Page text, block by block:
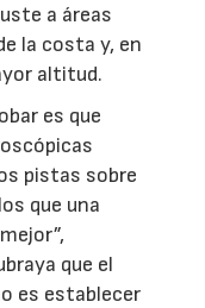
a áreas
la costa y, en
altitud.
es que
pistas sobre
que una
que el
es establecer